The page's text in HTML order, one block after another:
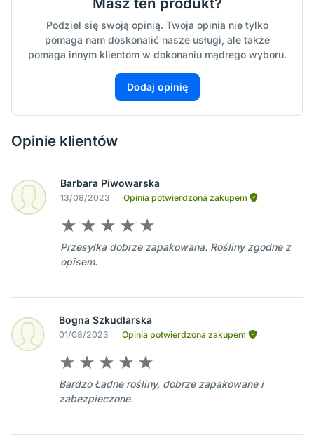
Podziel się swoją opinią. Twoja opinia nie tylko
pomaga nam doskonalić nasze usługi, ale także
pomaga innym klientom w dokonaniu mądrego wyboru.
Dodaj opinię
Opinie klientów
Barbara Piwowarska
13/08/2023 Opinia potwierdzona zakupem
Przesyłka dobrze zapakowana. Rośliny zgodne z
opisem.
Bogna Szkudlarska
01/08/2023 Opinia potwierdzona zakupem
Bardzo Ładne rośliny, dobrze zapakowane i
zabezpieczone.